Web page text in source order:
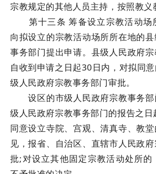
宗教规定的其他人员主持，按照教义
第十三条 筹备设立宗教活动场
向拟设立的宗教活动场所所在地的
事务部门提出申请。县级人民政府
自收到申请之日起30日内，对拟同
级人民政府宗教事务部门审批。
设区的市级人民政府宗教事务部
级人民政府宗教事务部门的报告之
同意设立寺院、宫观、清真寺、教
见，报省、自治区、直辖市人民政
批;对设立其他固定宗教活动处所的